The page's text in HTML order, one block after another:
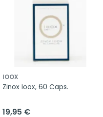
IOOX
Zinox Ioox, 60 Caps.
19,95 €